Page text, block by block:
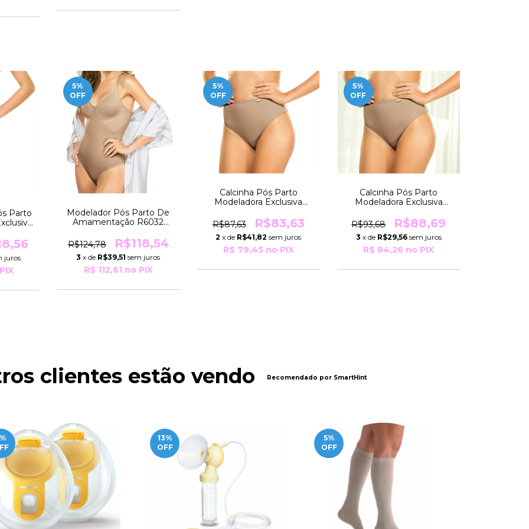
Parto
juros
5%
OFF
Modelador Pós Parto De
Amamentação R6032
ESPECIAL Para Pesos De
89 a 100Kg Moderna
R$124,78 R$118,54
3 x de R$39,51 sem juros
R$ 112,61 no PIX
5%
OFF
Calcinha Pós Parto
Modeladora Exclusiva
Pesos De 96 a 106Kg
R3020 Moderna
R$87,63 R$83,63
2 x de R$41,82 sem juros
R$ 79,45 no PIX
5%
OFF
Calcinha Pós Parto
Modeladora Exclusiva
Pesos De 107 a 121Kg
R3020 Moderna
R$93,68 R$88,69
3 x de R$29,56 sem juros
R$ 84,26 no PIX
clientes estão vendo Recomendado por SmartHint
13%
OFF
5%
OFF